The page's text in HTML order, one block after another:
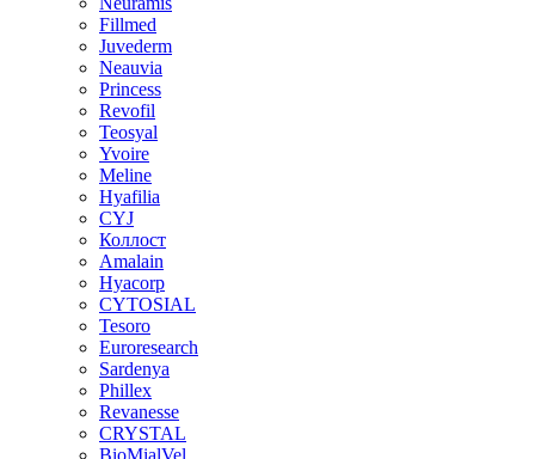
Fillmed
Juvederm
Neauvia
Princess
Revofil
Teosyal
Yvoire
Meline
Hyafilia
CYJ
Коллост
Amalain
Hyacorp
CYTOSIAL
Tesoro
Euroresearch
Sardenya
Phillex
Revanesse
CRYSTAL
BioMialVel